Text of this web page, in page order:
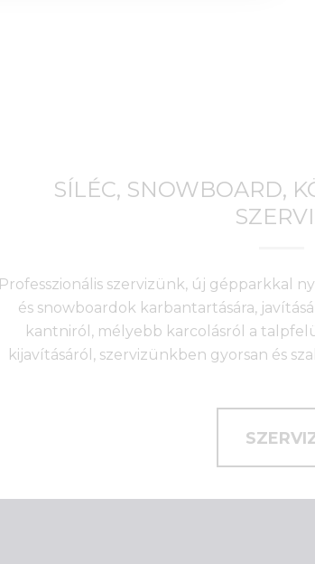
SÍLÉC, SNOWBOARD,
Professzionális szervizünk, új gépparkkal
és snowboardok karbantartására,
kantniról, mélyebb karcolásról a
kijavításáról, szervizünkben gyorsan és